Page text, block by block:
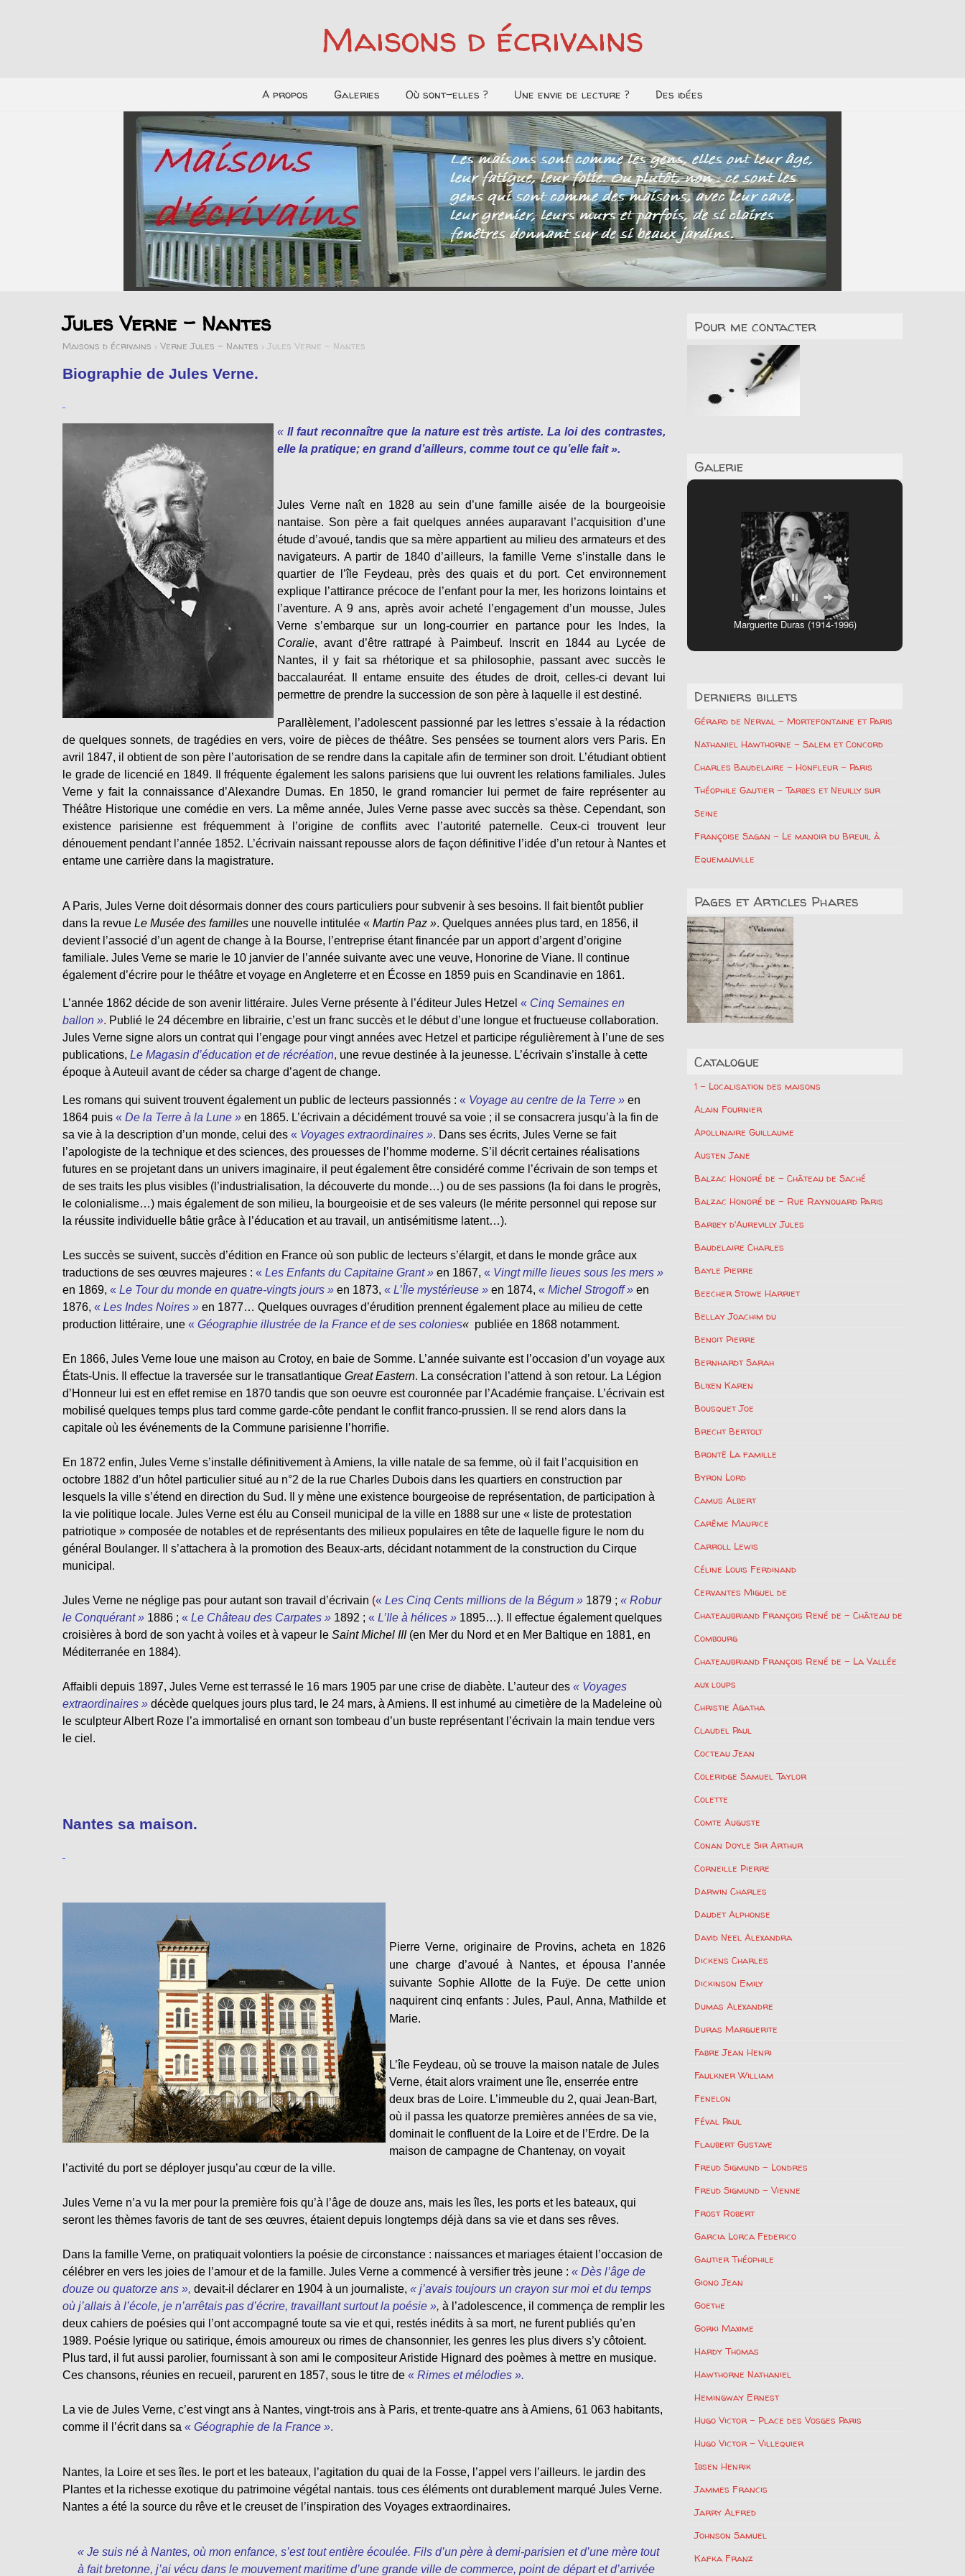
Maisons d écrivains
A propos Galeries Où sont-elles ? Une envie de lecture ? Des idées
Jules Verne – Nantes
Maisons d écrivains > Verne Jules - Nantes > Jules Verne – Nantes
Biographie de Jules Verne.
« Il faut reconnaître que la nature est très artiste. La loi des contrastes,
elle la pratique; en grand d’ailleurs, comme tout ce qu’elle fait ».
Jules Verne naît en 1828 au sein d’une famille aisée de la bourgeoisie
nantaise. Son père a fait quelques années auparavant l’acquisition d’une
étude d’avoué, tandis que sa mère appartient au milieu des armateurs et des
navigateurs. A partir de 1840 d’ailleurs, la famille Verne s’installe dans le
quartier de l’île Feydeau, près des quais et du port. Cet environnement
explique l’attirance précoce de l’enfant pour la mer, les horizons lointains et
l’aventure. A 9 ans, après avoir acheté l’engagement d’un mousse, Jules
Verne s’embarque sur un long-courrier en partance pour les Indes, la
Coralie, avant d’être rattrapé à Paimbeuf. Inscrit en 1844 au Lycée de
Nantes, il y fait sa rhétorique et sa philosophie, passant avec succès le
baccalauréat. Il entame ensuite des études de droit, celles-ci devant lui
permettre de prendre la succession de son père à laquelle il est destiné.
Parallèlement, l’adolescent passionné par les lettres s’essaie à la rédaction
de quelques sonnets, de tragédies en vers, voire de pièces de théâtre. Ses pensées se tournent alors vers Paris. En
avril 1847, il obtient de son père l’autorisation de se rendre dans la capitale afin de terminer son droit. L’étudiant obtient
le grade de licencié en 1849. Il fréquente également les salons parisiens que lui ouvrent les relations familiales. Jules
Verne y fait la connaissance d’Alexandre Dumas. En 1850, le grand romancier lui permet de faire représenter au
Théâtre Historique une comédie en vers. La même année, Jules Verne passe avec succès sa thèse. Cependant, son
existence parisienne est fréquemment à l’origine de conflits avec l’autorité paternelle. Ceux-ci trouvent leur
dénouement pendant l’année 1852. L’écrivain naissant repousse alors de façon définitive l’idée d’un retour à Nantes et
entame une carrière dans la magistrature.
A Paris, Jules Verne doit désormais donner des cours particuliers pour subvenir à ses besoins. Il fait bientôt publier
dans la revue Le Musée des familles une nouvelle intitulée « Martin Paz ». Quelques années plus tard, en 1856, il
devient l’associé d’un agent de change à la Bourse, l’entreprise étant financée par un apport d’argent d’origine
familiale. Jules Verne se marie le 10 janvier de l’année suivante avec une veuve, Honorine de Viane. Il continue
également d’écrire pour le théâtre et voyage en Angleterre et en Écosse en 1859 puis en Scandinavie en 1861.
L’année 1862 décide de son avenir littéraire. Jules Verne présente à l’éditeur Jules Hetzel « Cinq Semaines en
ballon ». Publié le 24 décembre en librairie, c’est un franc succès et le début d’une longue et fructueuse collaboration.
Jules Verne signe alors un contrat qui l’engage pour vingt années avec Hetzel et participe régulièrement à l’une de ses
publications, Le Magasin d’éducation et de récréation, une revue destinée à la jeunesse. L’écrivain s’installe à cette
époque à Auteuil avant de céder sa charge d’agent de change.
Les romans qui suivent trouvent également un public de lecteurs passionnés : « Voyage au centre de la Terre » en
1864 puis « De la Terre à la Lune » en 1865. L’écrivain a décidément trouvé sa voie ; il se consacrera jusqu’à la fin de
sa vie à la description d’un monde, celui des « Voyages extraordinaires ». Dans ses écrits, Jules Verne se fait
l’apologiste de la technique et des sciences, des prouesses de l’homme moderne. S’il décrit certaines réalisations
futures en se projetant dans un univers imaginaire, il peut également être considéré comme l’écrivain de son temps et
de ses traits les plus visibles (l’industrialisation, la découverte du monde…) ou de ses passions (la foi dans le progrès,
le colonialisme…) mais également de son milieu, la bourgeoisie et de ses valeurs (le mérite personnel qui repose sur
la réussite individuelle bâtie grâce à l’éducation et au travail, un antisémitisme latent…).
Les succès se suivent, succès d’édition en France où son public de lecteurs s’élargit, et dans le monde grâce aux
traductions de ses œuvres majeures : « Les Enfants du Capitaine Grant » en 1867, « Vingt mille lieues sous les mers »
en 1869, « Le Tour du monde en quatre-vingts jours » en 1873, « L’Île mystérieuse » en 1874, « Michel Strogoff » en
1876, « Les Indes Noires » en 1877… Quelques ouvrages d’érudition prennent également place au milieu de cette
production littéraire, une « Géographie illustrée de la France et de ses colonies« publiée en 1868 notamment.
En 1866, Jules Verne loue une maison au Crotoy, en baie de Somme. L’année suivante est l’occasion d’un voyage aux
États-Unis. Il effectue la traversée sur le transatlantique Great Eastern. La consécration l’attend à son retour. La Légion
d’Honneur lui est en effet remise en 1870 tandis que son oeuvre est couronnée par l’Académie française. L’écrivain est
mobilisé quelques temps plus tard comme garde-côte pendant le conflit franco-prussien. Il se rend alors dans la
capitale où les événements de la Commune parisienne l’horrifie.
En 1872 enfin, Jules Verne s’installe définitivement à Amiens, la ville natale de sa femme, où il fait l’acquisition en
octobre 1882 d’un hôtel particulier situé au n°2 de la rue Charles Dubois dans les quartiers en construction par
lesquels la ville s’étend en direction du Sud. Il y mène une existence bourgeoise de représentation, de participation à
la vie politique locale. Jules Verne est élu au Conseil municipal de la ville en 1888 sur une « liste de protestation
patriotique » composée de notables et de représentants des milieux populaires en tête de laquelle figure le nom du
général Boulanger. Il s’attachera à la promotion des Beaux-arts, décidant notamment de la construction du Cirque
municipal.
Jules Verne ne néglige pas pour autant son travail d’écrivain (« Les Cinq Cents millions de la Bégum » 1879 ; « Robur
le Conquérant » 1886 ; « Le Château des Carpates » 1892 ; « L’Ile à hélices » 1895…). Il effectue également quelques
croisières à bord de son yacht à voiles et à vapeur le Saint Michel III(en Mer du Nord et en Mer Baltique en 1881, en
Méditerranée en 1884).
Affaibli depuis 1897, Jules Verne est terrassé le 16 mars 1905 par une crise de diabète. L’auteur des « Voyages
extraordinaires » décède quelques jours plus tard, le 24 mars, à Amiens. Il est inhumé au cimetière de la Madeleine où
le sculpteur Albert Roze l’a immortalisé en ornant son tombeau d’un buste représentant l’écrivain la main tendue vers
le ciel.
Nantes sa maison.
Pierre Verne, originaire de Provins, acheta en 1826
une charge d’avoué à Nantes, et épousa l’année
suivante Sophie Allotte de la Fuÿe. De cette union
naquirent cinq enfants : Jules, Paul, Anna, Mathilde et
Marie.
L’île Feydeau, où se trouve la maison natale de Jules
Verne, était alors vraiment une île, enserrée entre
deux bras de Loire. L’immeuble du 2, quai Jean-Bart,
où il passa les quatorze premières années de sa vie,
dominait le confluent de la Loire et de l’Erdre. De la
maison de campagne de Chantenay, on voyait
l’activité du port se déployer jusqu’au cœur de la ville.
Jules Verne n’a vu la mer pour la première fois qu’à l’âge de douze ans, mais les îles, les ports et les bateaux, qui
seront les thèmes favoris de tant de ses œuvres, étaient depuis longtemps déjà dans sa vie et dans ses rêves.
Dans la famille Verne, on pratiquait volontiers la poésie de circonstance : naissances et mariages étaient l’occasion de
célébrer en vers les joies de l’amour et de la famille. Jules Verne a commencé à versifier très jeune : « Dès l’âge de
douze ou quatorze ans », devait-il déclarer en 1904 à un journaliste, « j’avais toujours un crayon sur moi et du temps
où j’allais à l’école, je n’arrêtais pas d’écrire, travaillant surtout la poésie », à l’adolescence, il commença de remplir les
deux cahiers de poésies qui l’ont accompagné toute sa vie et qui, restés inédits à sa mort, ne furent publiés qu’en
1989. Poésie lyrique ou satirique, émois amoureux ou rimes de chansonnier, les genres les plus divers s’y côtoient.
Plus tard, il fut aussi parolier, fournissant à son ami le compositeur Aristide Hignard des poèmes à mettre en musique.
Ces chansons, réunies en recueil, parurent en 1857, sous le titre de « Rimes et mélodies ».
La vie de Jules Verne, c’est vingt ans à Nantes, vingt-trois ans à Paris, et trente-quatre ans à Amiens, 61 063 habitants,
comme il l’écrit dans sa « Géographie de la France ».
Nantes, la Loire et ses îles. le port et les bateaux, l’agitation du quai de la Fosse, l’appel vers l’ailleurs. le jardin des
Plantes et la richesse exotique du patrimoine végétal nantais. tous ces éléments ont durablement marqué Jules Verne.
Nantes a été la source du rêve et le creuset de l’inspiration des Voyages extraordinaires.
« Je suis né à Nantes, où mon enfance, s’est tout entière écoulée. Fils d’un père à demi-parisien et d’une mère tout
à fait bretonne, j’ai vécu dans le mouvement maritime d’une grande ville de commerce, point de départ et d’arrivée
Pour me contacter
Galerie
Marguerite Duras (1914-1996)
Derniers billets
Gérard de Nerval – Mortefontaine et Paris
Nathaniel Hawthorne – Salem et Concord
Charles Baudelaire – Honfleur – Paris
Théophile Gautier – Tarbes et Neuilly sur
Seine
Françoise Sagan – Le manoir du Breuil à
Equemauville
Pages et Articles Phares
Catalogue
1 – Localisation des maisons
Alain Fournier
Apollinaire Guillaume
Austen Jane
Balzac Honoré de – Château de Saché
Balzac Honoré de – Rue Raynouard Paris
Barbey d'Aurevilly Jules
Baudelaire Charles
Bayle Pierre
Beecher Stowe Harriet
Bellay Joachim du
Benoit Pierre
Bernhardt Sarah
Blixen Karen
Bousquet Joe
Brecht Bertolt
Brontë La famille
Byron Lord
Camus Albert
Carême Maurice
Carroll Lewis
Céline Louis Ferdinand
Cervantes Miguel de
Chateaubriand François René de – Château de
Combourg
Chateaubriand François René de – La Vallée
aux loups
Christie Agatha
Claudel Paul
Cocteau Jean
Coleridge Samuel Taylor
Colette
Comte Auguste
Conan Doyle Sir Arthur
Corneille Pierre
Darwin Charles
Daudet Alphonse
David Neel Alexandra
Dickens Charles
Dickinson Emily
Dumas Alexandre
Duras Marguerite
Fabre Jean Henri
Faulkner William
Fenelon
Féval Paul
Flaubert Gustave
Freud Sigmund – Londres
Freud Sigmund – Vienne
Frost Robert
Garcia Lorca Federico
Gautier Théophile
Giono Jean
Goethe
Gorki Maxime
Hardy Thomas
Hawthorne Nathaniel
Hemingway Ernest
Hugo Victor – Place des Vosges Paris
Hugo Victor – Villequier
Ibsen Henrik
Jammes Francis
Jarry Alfred
Johnson Samuel
Kafka Franz